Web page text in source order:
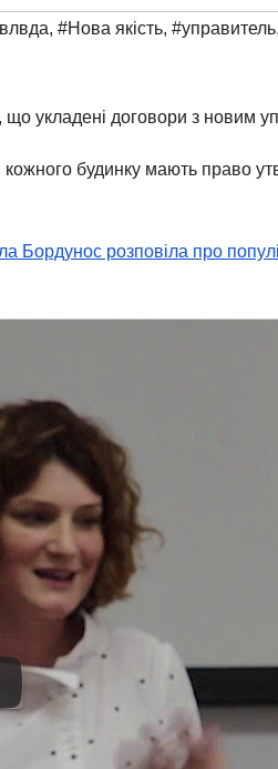
, #Нова якість, #управитель,
укладені договори з новим
будинку мають право
розповіла про